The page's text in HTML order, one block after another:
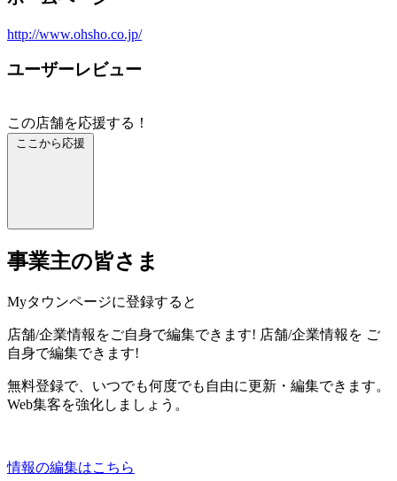
http://www.ohsho.co.jp/
ユーザーレビュー
この店舗を応援する！
ここから応援
事業主の皆さま
Myタウンページに登録すると
店舗/企業情報をご自身で編集できます! 店舗/企業情報を ご
自身で編集できます!
無料登録で、いつでも何度でも自由に更新・編集できます。
Web集客を強化しましょう。
情報の編集はこちら